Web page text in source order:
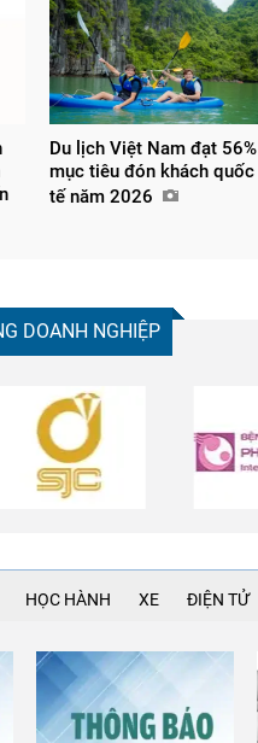
Du lịch Việt Nam đạt 56%
mục tiêu đón khách quốc
tế năm 2026
DOANH NGHIỆP
HỌC HÀNH XE ĐIỆN TỬ